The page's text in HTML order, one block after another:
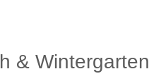
& Wintergarten